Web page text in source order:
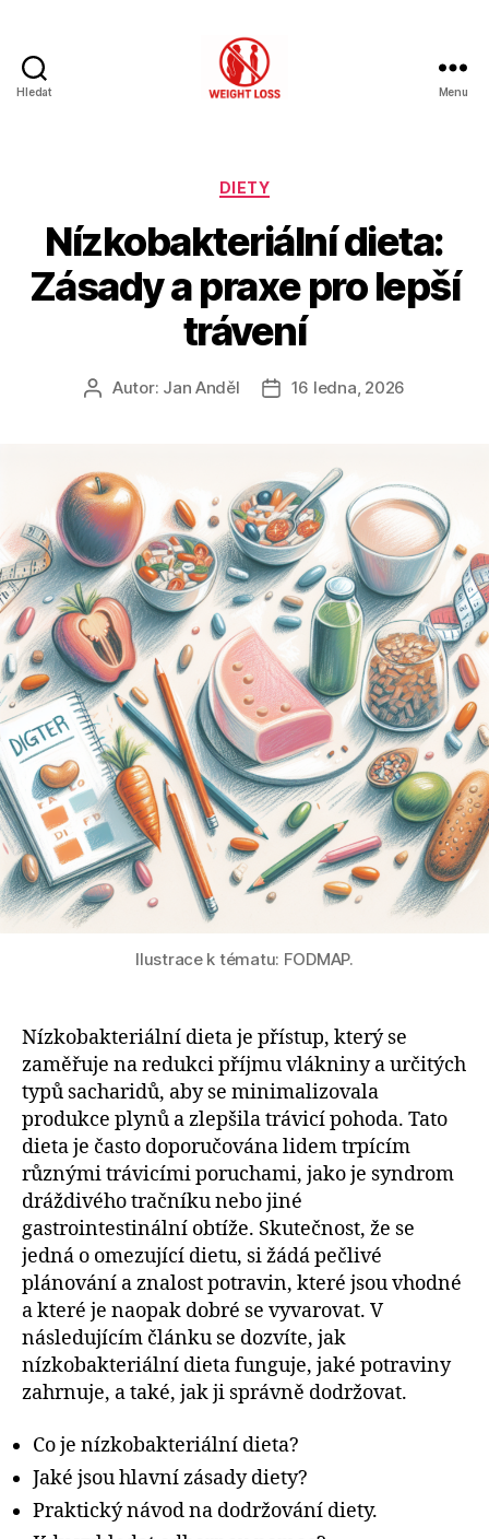
Hledat Menu
Rubriky
DIETY
Nízkobakteriální dieta:
Zásady a praxe pro lepší
trávení
AutorAutor: Jan Anděl
Datum
16 ledna, 2026
Ilustrace k tématu: FODMAP.
Nízkobakteriální dieta je přístup, který se
zaměřuje na redukci příjmu vlákniny a určitých
typů sacharidů, aby se minimalizovala
produkce plynů a zlepšila trávicí pohoda. Tato
dieta je často doporučována lidem trpícím
různými trávicími poruchami, jako je syndrom
dráždivého tračníku nebo jiné
gastrointestinální obtíže. Skutečnost, že se
jedná o omezující dietu, si žádá pečlivé
plánování a znalost potravin, které jsou vhodné
a které je naopak dobré se vyvarovat. V
následujícím článku se dozvíte, jak
nízkobakteriální dieta funguje, jaké potraviny
zahrnuje, a také, jak ji správně dodržovat.
Co je nízkobakteriální dieta?
Jaké jsou hlavní zásady diety?
Praktický návod na dodržování diety.